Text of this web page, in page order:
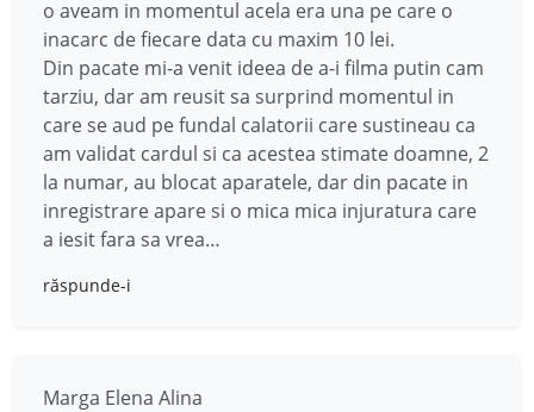
o aveam in momentul acela era una pe care o
inacarc de fiecare data cu maxim 10 lei.
Din pacate mi-a venit ideea de a-i filma putin cam
tarziu, dar am reusit sa surprind momentul in
care se aud pe fundal calatorii care sustineau ca
am validat cardul si ca acestea stimate doamne, 2
la numar, au blocat aparatele, dar din pacate in
inregistrare apare si o mica mica injuratura care
a iesit fara sa vrea…
răspunde-i
Marga Elena Alina